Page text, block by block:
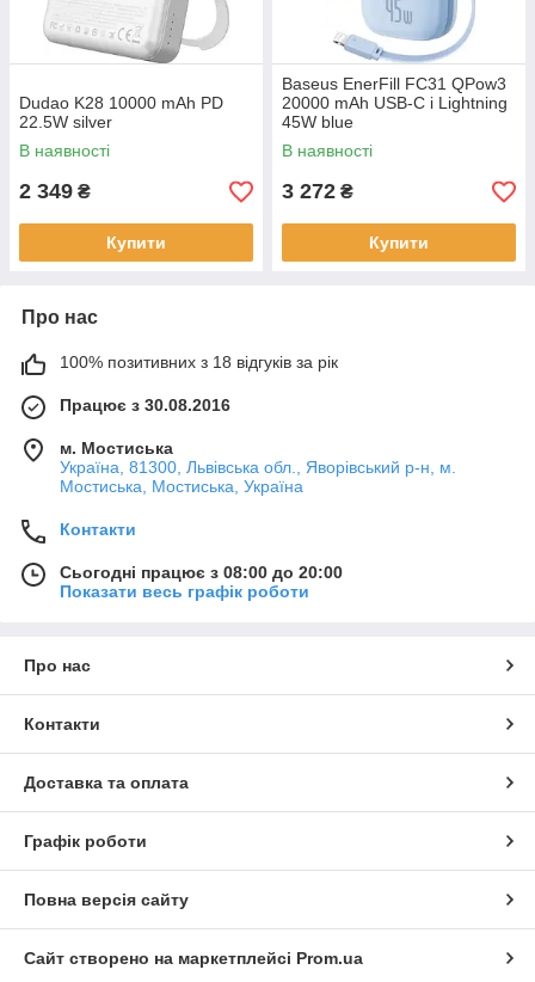
Dudao K28 10000 mAh PD
22.5W silver
В наявності
2 349 ₴
Купити
Baseus EnerFill FC31 QPow3
20000 mAh USB-C i Lightning
45W blue
В наявності
3 272 ₴
Купити
Про нас
100% позитивних з 18 відгуків за рік
Працює з 30.08.2016
м. Мостиська
Україна, 81300, Львівська обл., Яворівський р-н, м.
Мостиська, Мостиська, Україна
Контакти
Сьогодні працює з 08:00 до 20:00
Показати весь графік роботи
Про нас
Контакти
Доставка та оплата
Графік роботи
Повна версія сайту
Сайт створено на маркетплейсі Prom.ua